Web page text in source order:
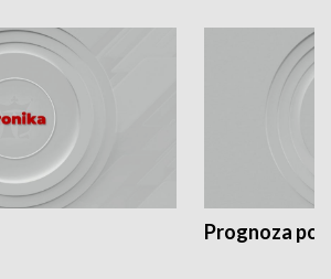
Prognoza